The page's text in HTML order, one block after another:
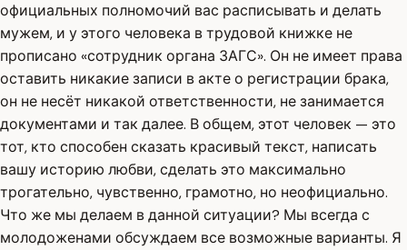
официальных полномочий вас расписывать и делать
мужем, и у этого человека в трудовой книжке не
прописано «сотрудник органа ЗАГС». Он не имеет права
оставить никакие записи в акте о регистрации брака,
он не несёт никакой ответственности, не занимается
документами и так далее. В общем, этот человек — это
тот, кто способен сказать красивый текст, написать
вашу историю любви, сделать это максимально
трогательно, чувственно, грамотно, но неофициально.
Что же мы делаем в данной ситуации? Мы всегда с
молодоженами обсуждаем все возможные варианты. Я